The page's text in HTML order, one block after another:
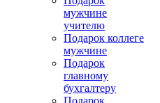
мужчине
учителю
Подарок коллеге
мужчине
Подарок
главному
бухгалтеру
Подарок